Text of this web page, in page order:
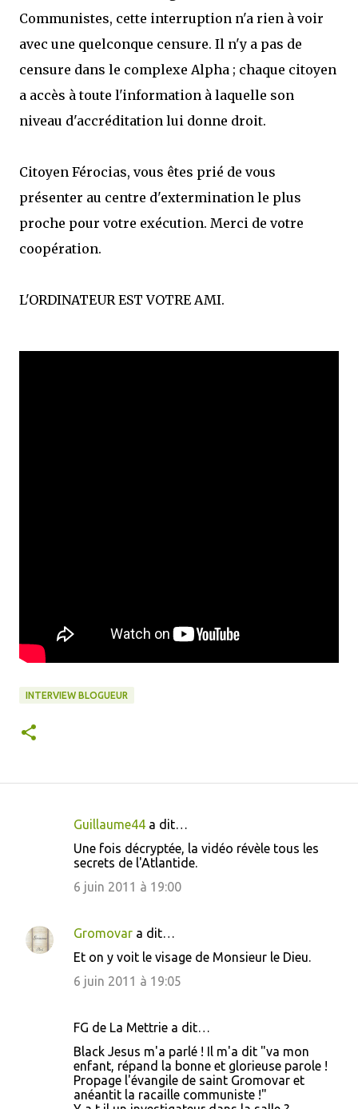
Communistes, cette interruption n'a rien à voir
avec une quelconque censure. Il n'y a pas de
censure dans le complexe Alpha ; chaque citoyen
a accès à toute l'information à laquelle son
niveau d'accréditation lui donne droit.
Citoyen Férocias, vous êtes prié de vous
présenter au centre d'extermination le plus
proche pour votre exécution. Merci de votre
coopération.
L'ORDINATEUR EST VOTRE AMI.
INTERVIEW BLOGUEUR
e
n
Guillaume44 a dit…
Une fois décryptée, la vidéo révèle tous les
secrets de l'Atlantide.
6 juin 2011 à 19:00
Gromovar a dit…
Et on y voit le visage de Monsieur le Dieu.
6 juin 2011 à 19:05
FG de La Mettrie a dit…
Black Jesus m'a parlé ! Il m'a dit "va mon
enfant, répand la bonne et glorieuse parole !
Propage l'évangile de saint Gromovar et
anéantit la racaille communiste !"